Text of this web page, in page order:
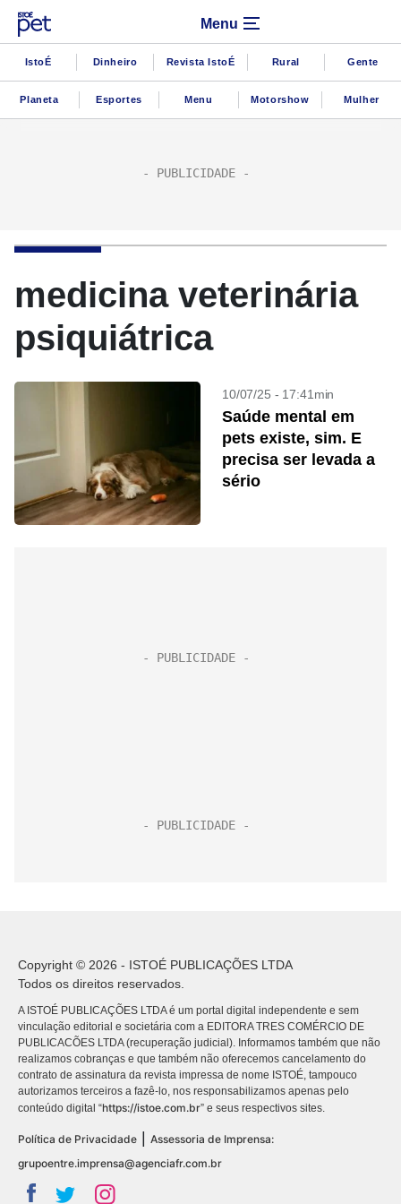
Menu
IstoÉ Dinheiro Revista IstoÉ Rural Gente
Planeta Esportes Menu Motorshow Mulher
medicina veterinária
psiquiátrica
10/07/25 - 17:41min
Saúde mental em
pets existe, sim. E
precisa ser levada a
sério
Copyright © 2026 - ISTOÉ PUBLICAÇÕES LTDA
Todos os direitos reservados.
A ISTOÉ PUBLICAÇÕES LTDA é um portal digital independente e sem
vinculação editorial e societária com a EDITORA TRES COMÉRCIO DE
PUBLICACÕES LTDA (recuperação judicial). Informamos também que não
realizamos cobranças e que também não oferecemos cancelamento do
contrato de assinatura da revista impressa de nome ISTOÉ, tampouco
autorizamos terceiros a fazê-lo, nos responsabilizamos apenas pelo
conteúdo digital “https://istoe.com.br” e seus respectivos sites.
Política de Privacidade
Assessoria de Imprensa:
grupoentre.imprensa@agenciafr.com.br